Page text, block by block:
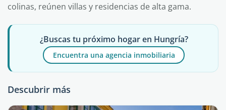
colinas, reúnen villas y residencias de alta gama.
¿Buscas tu próximo hogar en Hungría?
Encuentra una agencia inmobiliaria
Descubrir más